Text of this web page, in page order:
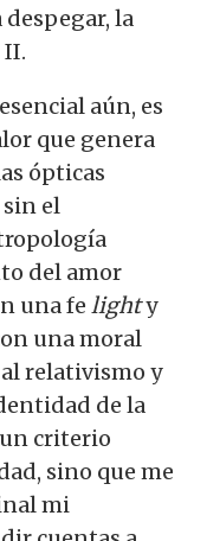
la
II.
aún, es
que genera
ópticas
el
del amor
una fe lighty
una moral
relativismo y
de la
criterio
sino que me
mi